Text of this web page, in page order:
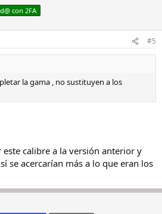
con 2FA
#5
la gama , no sustituyen a los
calibre a la versión anterior y
se acercarían más a lo que eran los